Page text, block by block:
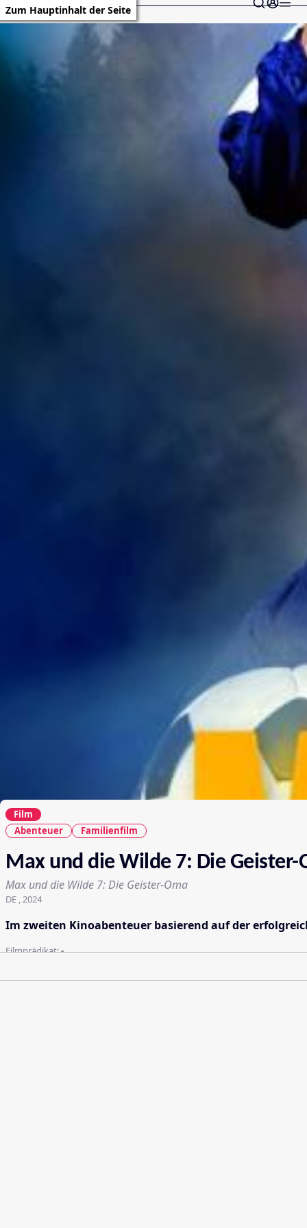
Zum Hauptinhalt der Seite
Film
Abenteuer
Familienfilm
Max und die Wilde 7: Die Geister-
Max und die Wilde 7: Die Geister-Oma
DE , 2024
Im zweiten Kinoabenteuer basierend auf der
Filmprädikat:-